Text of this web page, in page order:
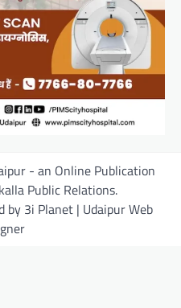
- an Online Publication
Public Relations.
by 3i Planet | Udaipur Web